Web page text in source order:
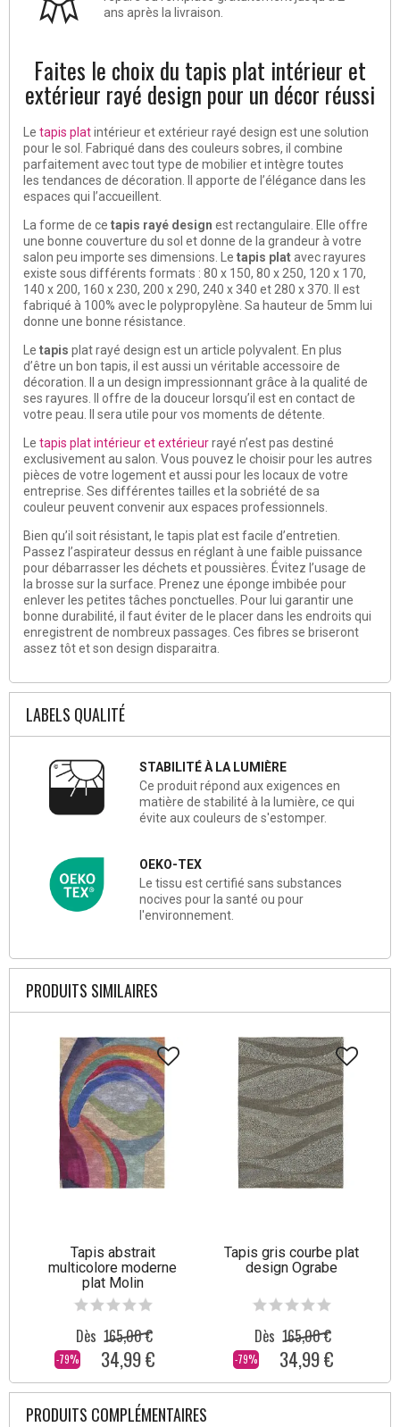
ans après la livraison.
Faites le choix du tapis plat intérieur et
extérieur rayé design pour un décor réussi
Le tapis platintérieur et extérieur rayé design est une solution
pour le sol. Fabriqué dans des couleurs sobres, il combine
parfaitement avec tout type de mobilier et intègre toutes
les tendances de décoration . Il apporte de l’élégance dans les
espaces qui l’accueillent.
La forme de ce tapis rayé design est rectangulaire. Elle offre
une bonne couverture du sol et donne de la grandeur à votre
salon peu importe ses dimensions. Le tapis platavec rayures
existe sous différents formats : 80 x 150, 80 x 250, 120 x 170,
140 x 200, 160 x 230, 200 x 290, 240 x 340 et 280 x 370. Il est
fabriqué à 100% avec le polypropylène. Sa hauteur de 5mm lui
donne une bonne résistance.
Le tapis plat rayé design est un article polyvalent. En plus
d’être un bon tapis, il est aussi un véritable accessoire de
décoration. Il a un design impressionnant grâce à la qualité de
ses rayures. Il offre de la douceur lorsqu’il est en contact de
votre peau. Il sera utile pour vos moments de détente.
Le tapis plat intérieur et extérieurrayé n’est pas destiné
exclusivement au salon. Vous pouvez le choisir pour les autres
pièces de votre logement et aussi pour les locaux de votre
entreprise. Ses différentes tailles et la sobriété de sa
couleurpeuvent convenir aux espaces professionnels.
Bien qu’il soit résistant, le tapis plat estfacile d’entretien
Passez l’aspirateur dessus en réglant à une faible puissance
pour débarrasser les déchets et poussières. Évitez l’usage de
la brosse sur la surface. Prenez une éponge imbibée pour
enlever les petites tâches ponctuelles. Pour lui garantir une
bonne durabilité, il faut éviter de le placer dans les endroits qui
enregistrent de nombreux passages. Ces fibres se briseront
assez tôt et son design disparaitra.
LABELS QUALITÉ
STABILITÉ À LA LUMIÈRE
Ce produit répond aux exigences en
matière de stabilité à la lumière, ce qui
évite aux couleurs de s'estomper.
OEKO-TEX
Le tissu est certifié sans substances
nocives pour la santé ou pour
l'environnement.
PRODUITS SIMILAIRES
Tapis abstrait
multicolore moderne
plat Molin
-79%
Dès 165,00 €
34,99 €
Tapis gris courbe plat
design Ograbe
-79%
Dès 165,00 €
34,99 €
PRODUITS COMPLÉMENTAIRES